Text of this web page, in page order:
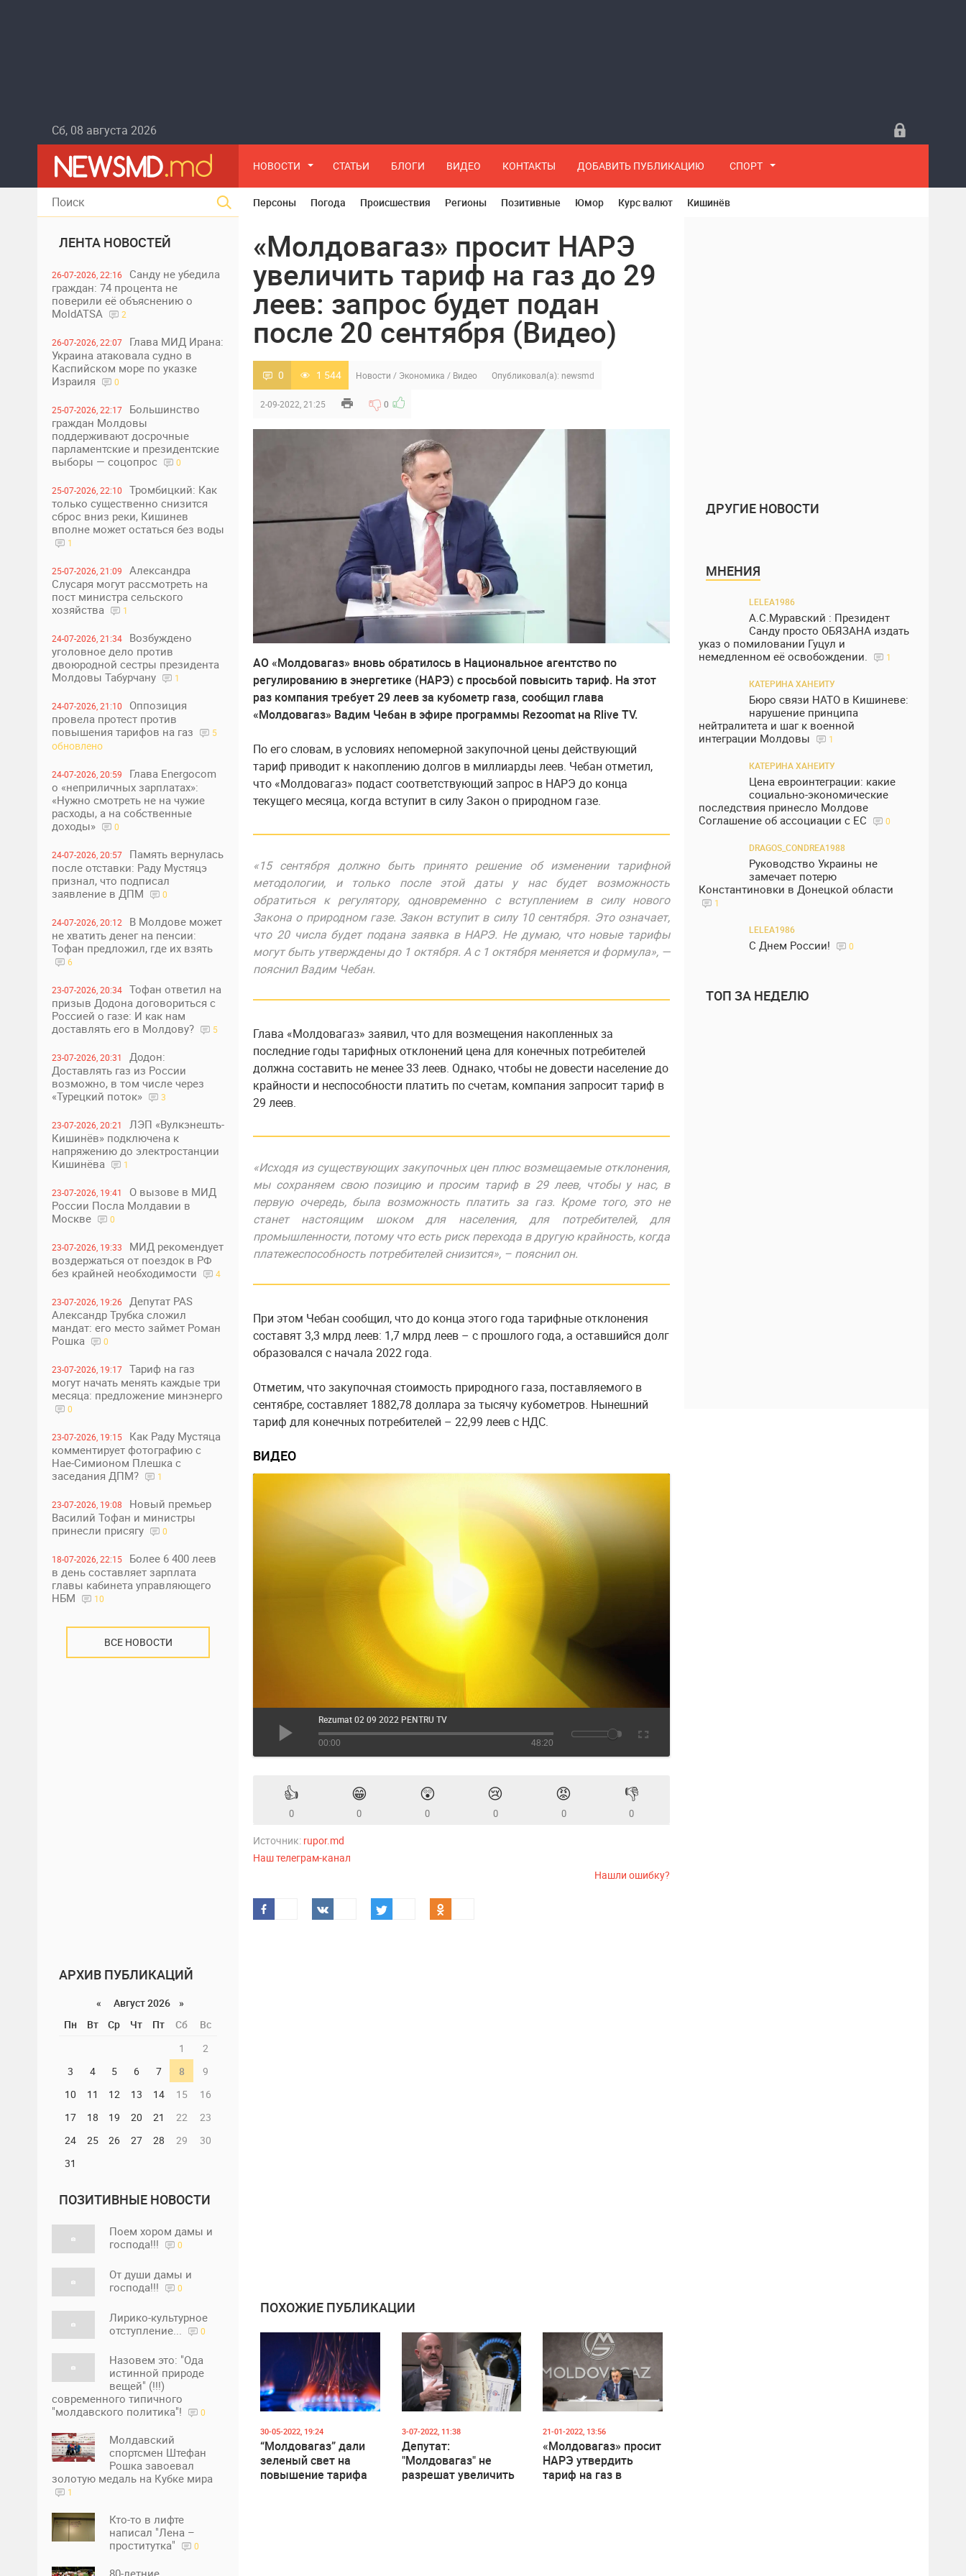
Сб, 08 августа 2026
НОВОСТИ СТАТЬИ БЛОГИ ВИДЕО КОНТАКТЫ ДОБАВИТЬ ПУБЛИКАЦИЮ СПОРТ
ЛЕНТА НОВОСТЕЙ
26-07-2026, 22:16
Санду не убедила
граждан: 74 процента не
поверили её объяснению о
MoldATSA
2
26-07-2026, 22:07
Глава МИД Ирана:
Украина атаковала судно в
Каспийском море по указке
Израиля
0
25-07-2026, 22:17
Большинство
граждан Молдовы
поддерживают досрочные
парламентские и президентские
выборы — соцопрос
0
25-07-2026, 22:10
Тромбицкий: Как
только существенно снизится
сброс вниз реки, Кишинев
вполне может остаться без воды
1
25-07-2026, 21:09
Александра
Слусаря могут рассмотреть на
пост министра сельского
хозяйства
1
24-07-2026, 21:34
Возбуждено
уголовное дело против
двоюродной сестры президента
Молдовы Табурчану
1
24-07-2026, 21:10
Оппозиция
провела протест против
повышения тарифов на газ
5
обновлено
24-07-2026, 20:59
Глава Energocom
о «неприличных зарплатах»:
«Нужно смотреть не на чужие
расходы, а на собственные
доходы»
0
24-07-2026, 20:57
Память вернулась
после отставки: Раду Мустяцэ
признал, что подписал
заявление в ДПМ
0
24-07-2026, 20:12
В Молдове может
не хватить денег на пенсии:
Тофан предложил, где их взять
6
23-07-2026, 20:34
Тофан ответил на
призыв Додона договориться с
Россией о газе: И как нам
доставлять его в Молдову?
5
23-07-2026, 20:31
Додон:
Доставлять газ из России
возможно, в том числе через
«Турецкий поток»
3
23-07-2026, 20:21
ЛЭП «Вулкэнешть-
Кишинёв» подключена к
напряжению до электростанции
Кишинёва
1
23-07-2026, 19:41
О вызове в МИД
России Посла Молдавии в
Москве
0
23-07-2026, 19:33
МИД рекомендует
воздержаться от поездок в РФ
без крайней необходимости
4
23-07-2026, 19:26
Депутат PAS
Александр Трубка сложил
мандат: его место займет Роман
Рошка
0
23-07-2026, 19:17
Тариф на газ
могут начать менять каждые три
месяца: предложение минэнерго
0
23-07-2026, 19:15
Как Раду Мустяца
комментирует фотографию с
Нае-Симионом Плешка с
заседания ДПМ?
1
23-07-2026, 19:08
Новый премьер
Василий Тофан и министры
принесли присягу
0
18-07-2026, 22:15
Более 6 400 леев
в день составляет зарплата
главы кабинета управляющего
НБМ
10
ВСЕ НОВОСТИ
АРХИВ ПУБЛИКАЦИЙ
«
Август 2026 »
Пн
Вт Ср Чт Пт Сб
Вс
1
2
3
4 5 6 7 8
9
10
11 12 13 14 15
16
17
18 19 20 21 22
23
24
25 26 27 28 29
30
31
ПОЗИТИВНЫЕ НОВОСТИ
Поем хором дамы и
господа!!!
0
От души дамы и
господа!!!
0
Лирико-культурное
отступление...
0
Назовем это: "Ода
истинной природе
вещей" (!!!)
современного типичного
"молдавского политика"!
0
Молдавский
спортсмен Штефан
Рошка завоевал
золотую медаль на Кубке мира
1
Кто-то в лифте
написал "Лена –
проститутка"
0
Персоны Погода Происшествия Регионы Позитивные Юмор Курс валют Кишинёв
«Молдовагаз» просит НАРЭ
увеличить тариф на газ до 29
леев: запрос будет подан
после 20 сентября (Видео)
0 1 544 Новости / Экономика / Видео Опубликовал(а): newsmd
2-09-2022, 21:25 0
АО «Молдовагаз» вновь обратилось в Национальное агентство по
регулированию в энергетике (НАРЭ) с просьбой повысить тариф. На этот
раз компания требует 29 леев за кубометр газа, сообщил глава
«Молдовагаз» Вадим Чебан в эфире программы Rezoomat на Rlive TV.
По его словам, в условиях непомерной закупочной цены действующий
тариф приводит к накоплению долгов в миллиарды леев. Чебан отметил,
что «Молдовагаз» подаст соответствующий запрос в НАРЭ до конца
текущего месяца, когда вступит в силу Закон о природном газе.
«15 сентября должно быть принято решение об изменении тарифной
методологии, и только после этой даты у нас будет возможность
обратиться к регулятору, одновременно с вступлением в силу нового
Закона о природном газе. Закон вступит в силу 10 сентября. Это означает,
что 20 числа будет подана заявка в НАРЭ. Не думаю, что новые тарифы
могут быть утверждены до 1 октября. А с 1 октября меняется и формула», —
пояснил Вадим Чебан.
Глава «Молдовагаз» заявил, что для возмещения накопленных за
последние годы тарифных отклонений цена для конечных потребителей
должна составить не менее 33 леев. Однако, чтобы не довести население до
крайности и неспособности платить по счетам, компания запросит тариф в
29 леев.
«Исходя из существующих закупочных цен плюс возмещаемые отклонения,
мы сохраняем свою позицию и просим тариф в 29 леев, чтобы у нас, в
первую очередь, была возможность платить за газ. Кроме того, это не
станет настоящим шоком для населения, для потребителей, для
промышленности, потому что есть риск перехода в другую крайность, когда
платежеспособность потребителей снизится», – пояснил он.
При этом Чебан сообщил, что до конца этого года тарифные отклонения
составят 3,3 млрд леев: 1,7 млрд леев – с прошлого года, а оставшийся долг
образовался с начала 2022 года.
Отметим, что закупочная стоимость природного газа, поставляемого в
сентябре, составляет 1882,78 доллара за тысячу кубометров. Нынешний
тариф для конечных потребителей – 22,99 леев с НДС.
ВИДЕО
Rezumat 02 09 2022 PENTRU TV
00:00 48:20
👍
0
😁
0
😲
0
😢
0
😡
0
👎
0
Источник: rupor.md
Наш телеграм-канал
Нашли ошибку?
ПОХОЖИЕ ПУБЛИКАЦИИ
30-05-2022, 19:24
“Молдовагаз” дали
зеленый свет на
повышение тарифа
3-07-2022, 11:38
Депутат:
"Молдовагаз" не
разрешат увеличить
21-01-2022, 13:56
«Молдовагаз» просит
НАРЭ утвердить
тариф на газ в
ДРУГИЕ НОВОСТИ
МНЕНИЯ
LELEA1986
А.С.Муравский : Президент
Санду просто ОБЯЗАНА издать
указ о помиловании Гуцул и
немедленном её освобождении.
1
КАТЕРИНА ХАНЕИТУ
Бюро связи НАТО в Кишиневе:
нарушение принципа
нейтралитета и шаг к военной
интеграции Молдовы
1
КАТЕРИНА ХАНЕИТУ
Цена евроинтеграции: какие
социально-экономические
последствия принесло Молдове
Соглашение об ассоциации с ЕС
0
DRAGOS_CONDREA1988
Руководство Украины не
замечает потерю
Константиновки в Донецкой области
1
LELEA1986
С Днем России! 0
ТОП ЗА НЕДЕЛЮ